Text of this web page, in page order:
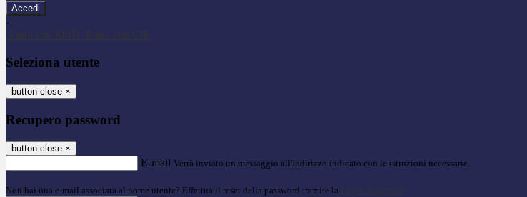
-
Entra con SPID
Entra con CIE
Seleziona utente
button close ×
Recupero password
button close ×
E-mail Verrà inviato un messaggio all'indirizzo indicato con le istruzioni necessarie.
Non hai una e-mail associata al nome utente? Effettua il reset della password tramite la Login Spaggiari